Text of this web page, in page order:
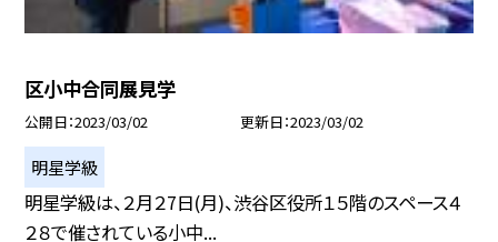
区小中合同展見学
公開日 2023/03/02 更新日 2023/03/02
明星学級
明星学級は、２月２7日(月)、渋谷区役所１５階のスペース４
２８で催されている小中...